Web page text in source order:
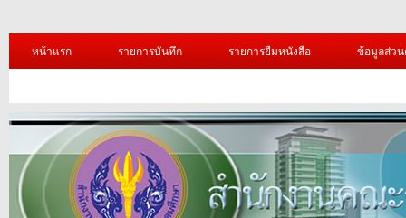
หน้าแรก รายการบันทึก รายการยืมหนังสือ ข้อมูลส่ว